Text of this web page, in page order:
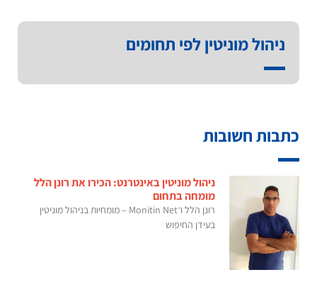
ניהול מוניטין לפי תחומים
כתבות חשובות
ניהול מוניטין באינטרנט: הכירו את רונן הלל
מומחה בתחום
רונן הלל ו־Monitin Net – מומחיות בניהול מוניטין
בעידן החיפוש